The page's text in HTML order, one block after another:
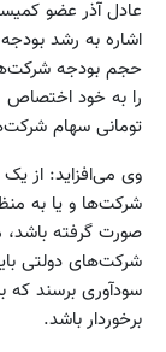
اشاره به رشد
تومانی سهام
وی می‌افزاید: از
شرکت‌ها و یا به
صورت گرفته باشد،
شرکت‌های دولتی
سودآوری برسند
برخوردار باشد.